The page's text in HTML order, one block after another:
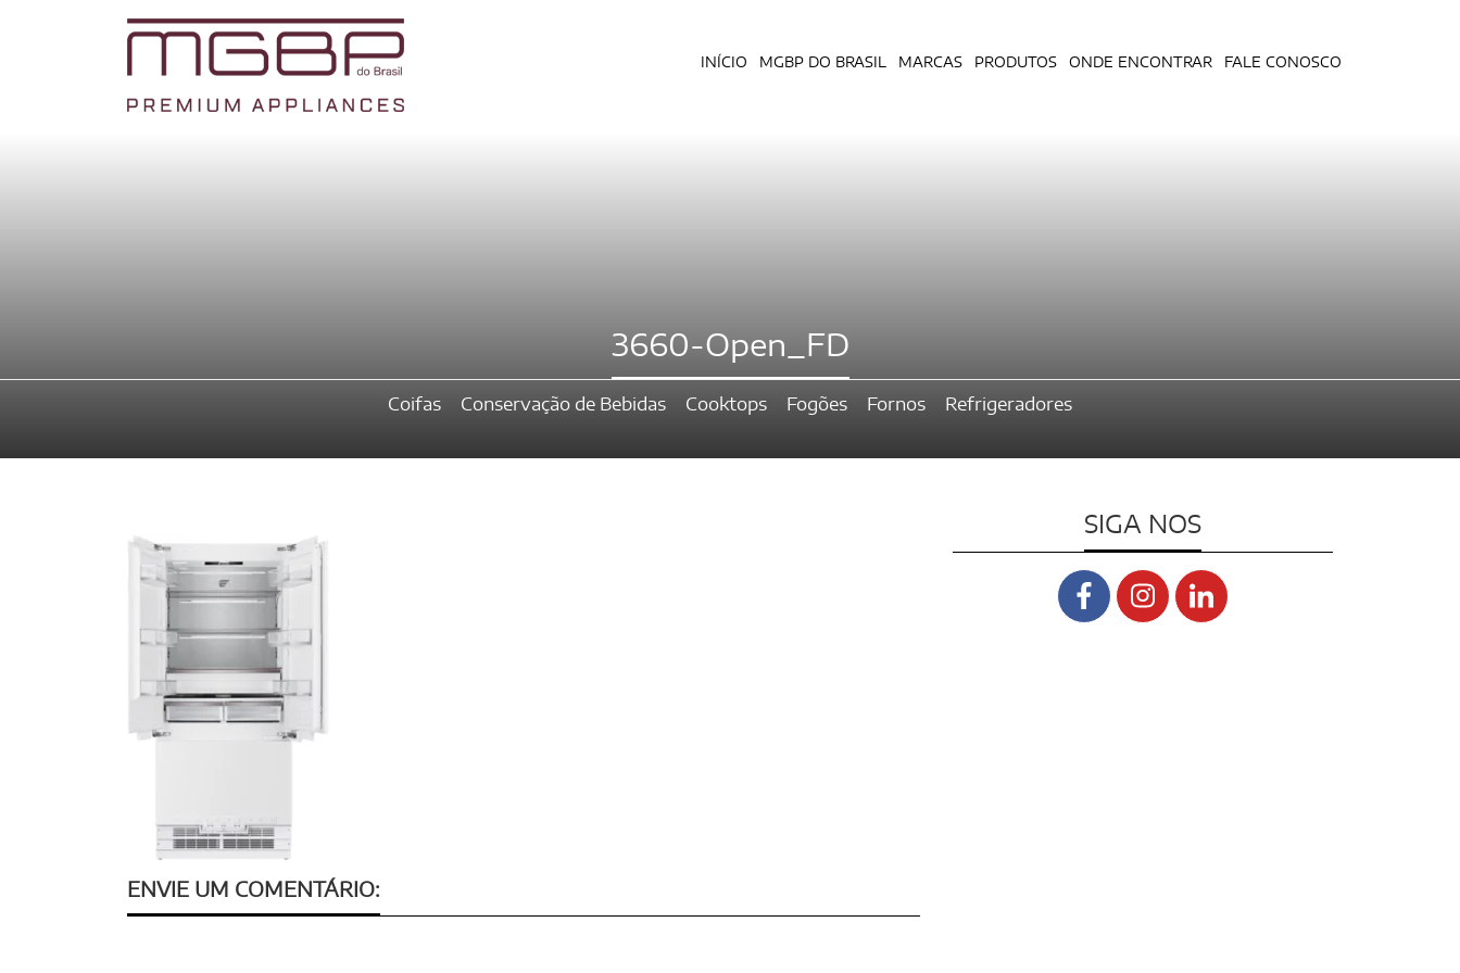
INÍCIO MGBP DO BRASIL MARCAS PRODUTOS ONDE ENCONTRAR FALE CONOSCO
3660-Open_FD
Coifas Conservação de Bebidas Cooktops Fogões Fornos Refrigeradores
ENVIE UM COMENTÁRIO:
SIGA NOS